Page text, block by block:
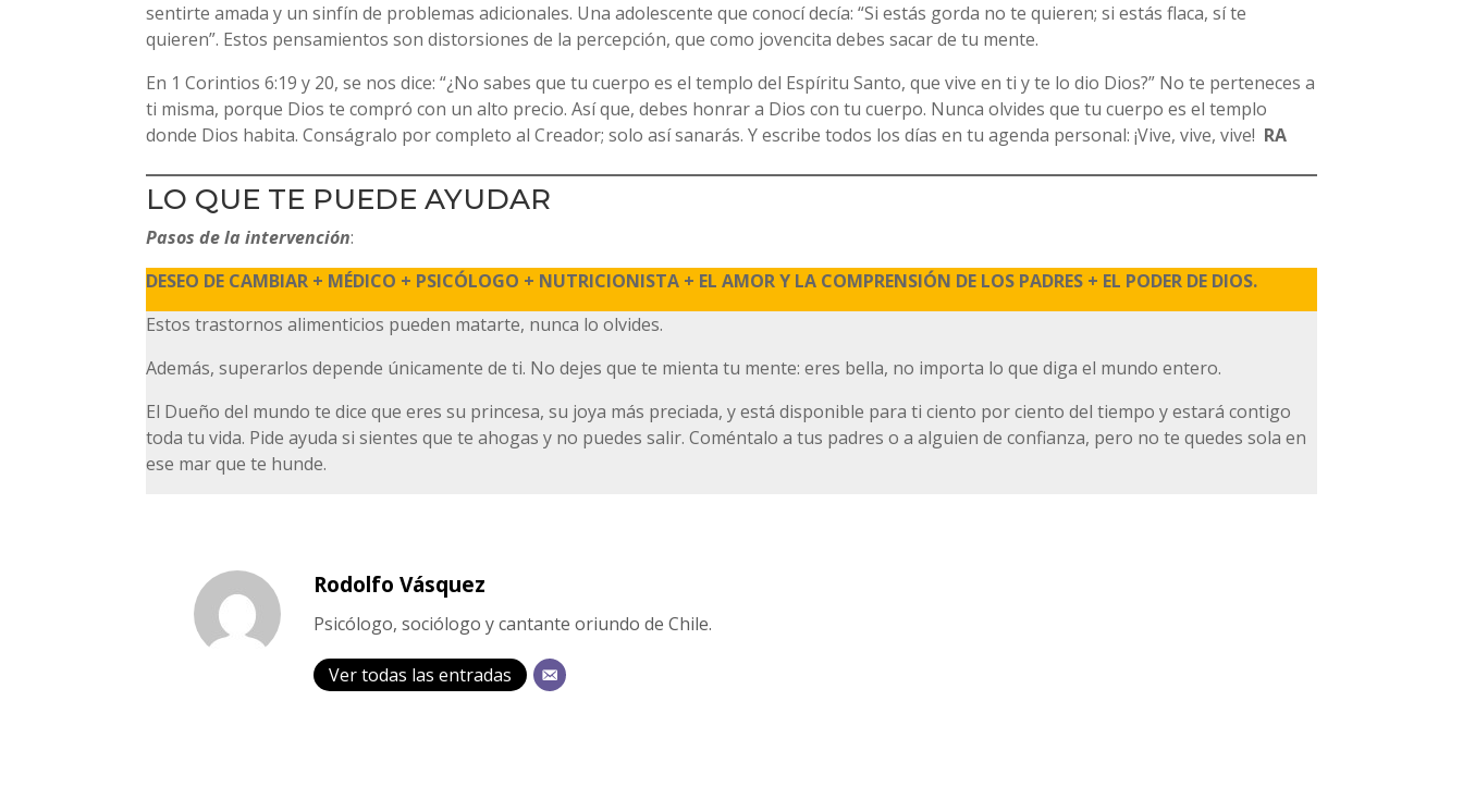
sentirte amada y un sinfín de problemas adicionales. Una adolescente que conocí decía: “Si estás gorda no te quieren; si estás flaca, sí te
quieren”. Estos pensamientos son distorsiones de la percepción, que como jovencita debes sacar de tu mente.
En 1 Corintios 6:19 y 20, se nos dice: “¿No sabes que tu cuerpo es el templo del Espíritu Santo, que vive en ti y te lo dio Dios?” No te perteneces a
ti misma, porque Dios te compró con un alto precio. Así que, debes honrar a Dios con tu cuerpo. Nunca olvides que tu cuerpo es el templo
donde Dios habita. Conságralo por completo al Creador; solo así sanarás. Y escribe todos los días en tu agenda personal: ¡Vive, vive, vive! RA
LO QUE TE PUEDE AYUDAR
Pasos de la intervención:
DESEO DE CAMBIAR + MÉDICO + PSICÓLOGO + NUTRICIONISTA + EL AMOR Y LA COMPRENSIÓN DE LOS PADRES + EL PODER DE DIOS.
Estos trastornos alimenticios pueden matarte, nunca lo olvides.
Además, superarlos depende únicamente de ti. No dejes que te mienta tu mente: eres bella, no importa lo que diga el mundo entero.
El Dueño del mundo te dice que eres su princesa, su joya más preciada, y está disponible para ti ciento por ciento del tiempo y estará contigo
toda tu vida. Pide ayuda si sientes que te ahogas y no puedes salir. Coméntalo a tus padres o a alguien de confianza, pero no te quedes sola en
ese mar que te hunde.
Rodolfo Vásquez
Psicólogo, sociólogo y cantante oriundo de Chile.
Ver todas las entradas